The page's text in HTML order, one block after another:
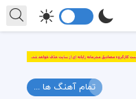
تمام آهنگ ها ...